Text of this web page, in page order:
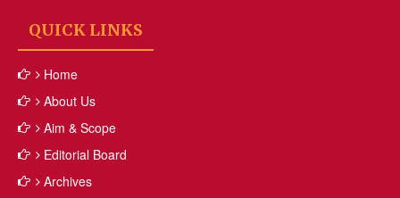
QUICK LINKS
Home
About Us
Aim & Scope
Editorial Board
Archives